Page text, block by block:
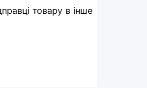
товару в інше